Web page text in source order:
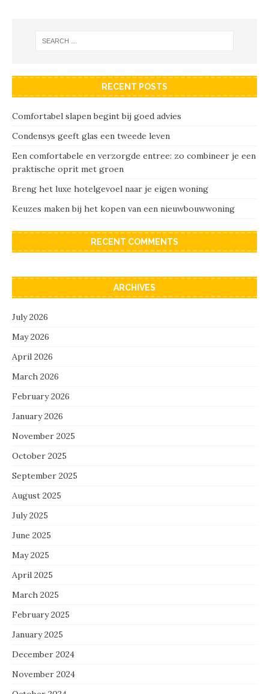
RECENT POSTS
Comfortabel slapen begint bij goed advies
Condensys geeft glas een tweede leven
Een comfortabele en verzorgde entree: zo combineer je een
praktische oprit met groen
Breng het luxe hotelgevoel naar je eigen woning
Keuzes maken bij het kopen van een nieuwbouwwoning
RECENT COMMENTS
ARCHIVES
July 2026
May 2026
April 2026
March 2026
February 2026
January 2026
November 2025
October 2025
September 2025
August 2025
July 2025
June 2025
May 2025
April 2025
March 2025
February 2025
January 2025
December 2024
November 2024